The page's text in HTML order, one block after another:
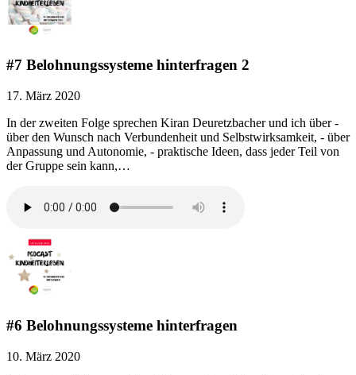
#7 Belohnungssysteme hinterfragen 2
17. März 2020
In der zweiten Folge sprechen Kiran Deuretzbacher und ich über -
über den Wunsch nach Verbundenheit und Selbstwirksamkeit, - über
Anpassung und Autonomie, - praktische Ideen, dass jeder Teil von
der Gruppe sein kann,…
#6 Belohnungssysteme hinterfragen
10. März 2020